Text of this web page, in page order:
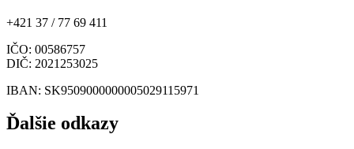
+421 37 / 77 69 411
IČO: 00586757
DIČ: 2021253025
IBAN: SK9509000000005029115971
Ďalšie odkazy